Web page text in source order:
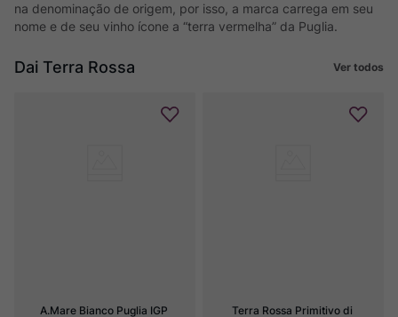
na denominação de origem, por isso, a marca carrega em seu
nome e de seu vinho ícone a “terra vermelha” da Puglia.
Dai Terra Rossa Ver todos
A.Mare Bianco Puglia IGP
Terra Rossa Primitivo di